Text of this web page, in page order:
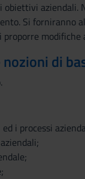
obiettivi aziendali.
Si forniranno
di
i processi